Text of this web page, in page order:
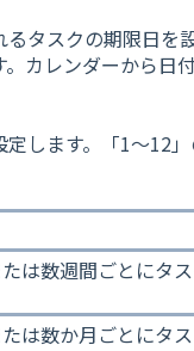
タスクの期限日を
カレンダーから日
します。「1〜12
は数週間ごとにタ
は数か月ごとにタ